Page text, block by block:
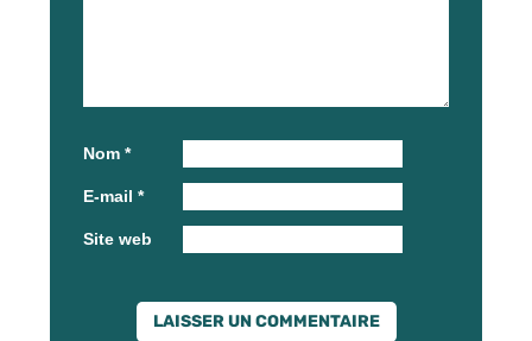
Nom *
E-mail *
Site web